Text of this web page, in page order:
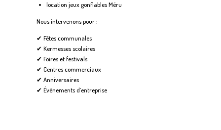
location jeux gonflables Méru
Nous intervenons pour :
✔ Fêtes communales
✔ Kermesses scolaires
✔ Foires et festivals
✔ Centres commerciaux
✔ Anniversaires
✔ Événements d’entreprise